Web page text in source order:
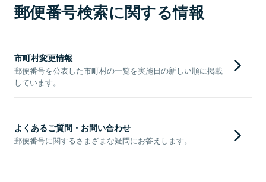
郵便番号検索に関する情報
市町村変更情報
郵便番号を公表した市町村の一覧を実施日の新しい順に掲載
しています。
よくあるご質問・お問い合わせ
郵便番号に関するさまざまな疑問にお答えします。